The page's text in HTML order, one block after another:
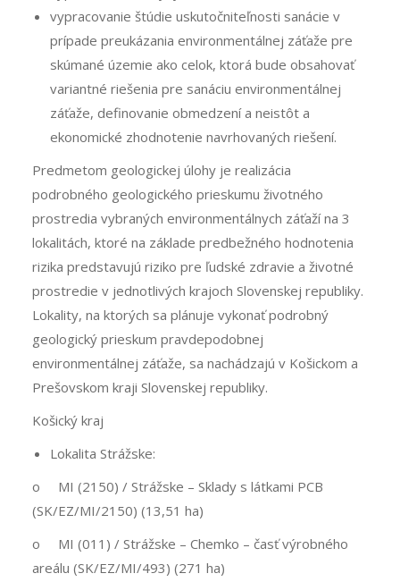
vypracovanie štúdie uskutočniteľnosti sanácie v
prípade preukázania environmentálnej záťaže pre
skúmané územie ako celok, ktorá bude obsahovať
variantné riešenia pre sanáciu environmentálnej
záťaže, definovanie obmedzení a neistôt a
ekonomické zhodnotenie navrhovaných riešení.
Predmetom geologickej úlohy je realizácia
podrobného geologického prieskumu životného
prostredia vybraných environmentálnych záťaží na 3
lokalitách, ktoré na základe predbežného hodnotenia
rizika predstavujú riziko pre ľudské zdravie a životné
prostredie v jednotlivých krajoch Slovenskej republiky.
Lokality, na ktorých sa plánuje vykonať podrobný
geologický prieskum pravdepodobnej
environmentálnej záťaže, sa nachádzajú v Košickom a
Prešovskom kraji Slovenskej republiky.
Košický kraj
Lokalita Strážske:
o MI (2150) / Strážske – Sklady s látkami PCB
(SK/EZ/MI/2150) (13,51 ha)
o MI (011) / Strážske – Chemko – časť výrobného
areálu (SK/EZ/MI/493) (271 ha)